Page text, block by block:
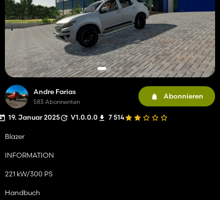
Andre Farias
583 Abonnenten
Abonnieren
19. Januar 2025 V1.0.0.0 7 514
Blazer
INFORMATION
221 kW/300 PS
Handbuch